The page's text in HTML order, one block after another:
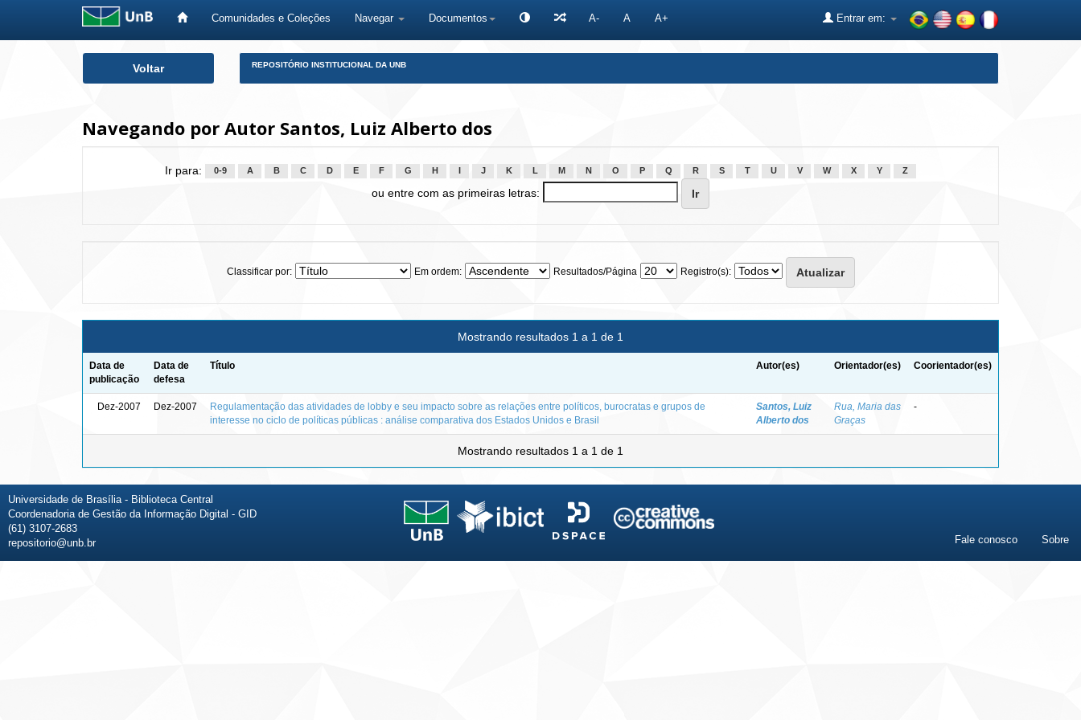
Comunidades e Coleções Navegar Documentos A- A A+ Entrar em:
Voltar REPOSITÓRIO INSTITUCIONAL DA UNB
Navegando por Autor Santos, Luiz Alberto dos
Ir para: 0-9 A B C D E F G H J K L M N O P Q R S T U V W X Y Z
ou entre com as primeiras letras:
Classificar por: Em ordem: Resultados/Página Registro(s):
Mostrando resultados 1 a 1 de 1
Data de
publicação
Data de
defesa
Título Autor(es) Orientador(es) Coorientador(es)
Dez-2007 Dez-2007
Regulamentação das atividades de lobby e seu impacto sobre as relações entre políticos, burocratas e grupos de
interesse no ciclo de políticas públicas : análise comparativa dos Estados Unidos e Brasil
Santos, Luiz
Alberto dos
Rua, Maria das
Graças
-
Mostrando resultados 1 a 1 de 1
Universidade de Brasília - Biblioteca Central
Coordenadoria de Gestão da Informação Digital - GID
(61) 3107-2683
repositorio@unb.br
Fale conosco Sobre